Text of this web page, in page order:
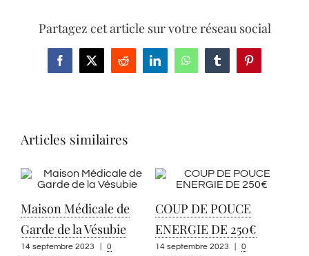
Partagez cet article sur votre réseau social
Facebook
X Reddit LinkedInWhatsAppTumblrPinterest
Articles similaires
Maison Médicale de
Garde de la Vésubie
14 septembre 2023
0
COUP DE POUCE
ENERGIE DE 250€
14 septembre 2023
0